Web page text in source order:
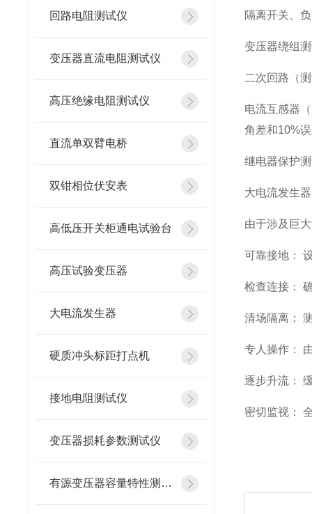
回路电阻测试仪
变压器直流电阻测试仪
高压绝缘电阻测试仪
直流单双臂电桥
双钳相位伏安表
高低压开关柜通电试验台
高压试验变压器
大电流发生器
硬质冲头标距打点机
接地电阻测试仪
变压器损耗参数测试仪
有源变压器容量特性测试仪
隔离开关、
变压器绕组
二次回路（
电流互感器
角差和10%
继电器保护
大电流发生
由于涉及巨
可靠接地：
检查连接：
清场隔离：
专人操作：
逐步升流：
密切监视：